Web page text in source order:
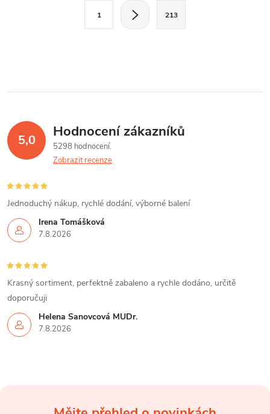
í
p
v
k
y
v
ý
p
k
v
á
n
1 213
5,0 Hodnocení zákazníků
5298 hodnocení
Zobrazit recenze
Irena Tomášková
7.8.2026
Jednoduchý nákup, rychlé dodání, výborné balení
Helena Šanovcová MUDr.
7.8.2026
Krasný sortiment, perfektně zabaleno a rychle dodáno, určitě
doporučuji